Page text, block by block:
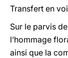
Transfert en
Sur le parvis
l’hommage
ainsi que la